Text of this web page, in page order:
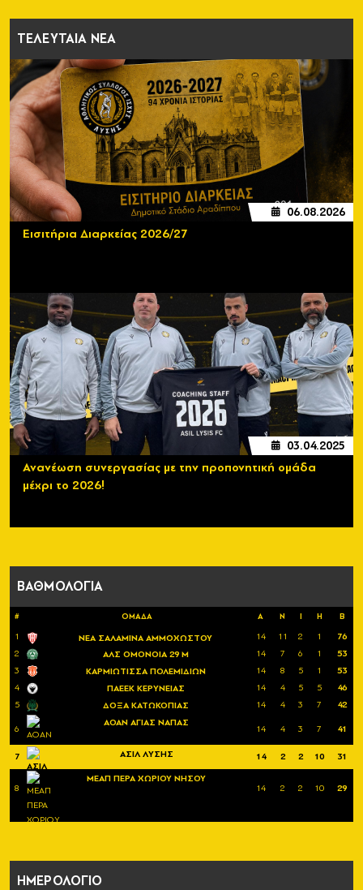
ΤΕΛΕΥΤΑΙΑ ΝΕΑ
06.08.2026
Εισιτήρια Διαρκείας 2026/27
03.04.2025
Ανανέωση συνεργασίας με την προπονητική ομάδα
μέχρι το 2026!
ΒΑΘΜΟΛΟΓΙΑ
# ΟΜΑΔΑ Α Ν Η Β
1 ΝΕΑ ΣΑΛΑΜΙΝΑ ΑΜΜΟΧΩΣΤΟΥ 14 11 2 1
76
2
ΑΛΣ ΟΜΟΝΟΙΑ 29 Μ 14 7 6 1
53
3
ΚΑΡΜΙΩΤΙΣΣΑ ΠΟΛΕΜΙΔΙΩΝ 14 8 5 1
53
4
ΠΑΕΕΚ ΚΕΡΥΝΕΙΑΣ 14 4 5 5
46
5
ΔΟΞΑ ΚΑΤΩΚΟΠΙΑΣ 14 4 3 7 42
6
ΑΟΑΝ ΑΓΙΑΣ ΝΑΠΑΣ
14 4 3 7 41
7 ΑΣΙΛ ΛΥΣΗΣ 14 2 2 10 31
8
ΜΕΑΠ ΠΕΡΑ ΧΩΡΙΟΥ ΝΗΣΟΥ
14
2 2 10 29
ΗΜΕΡΟΛΟΓΙΟ